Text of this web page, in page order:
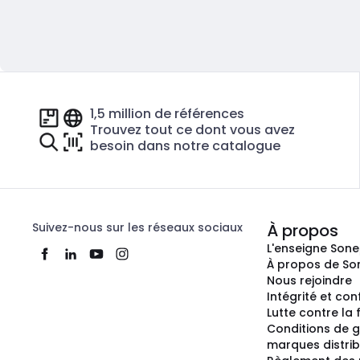
1,5 million de références
Trouvez tout ce dont vous avez
besoin dans notre catalogue
Suivez-nous sur les réseaux sociaux À propos
L'enseigne
À propos de
Nous rejoindre
Intégrité et
Lutte contre la
Conditions de
marques